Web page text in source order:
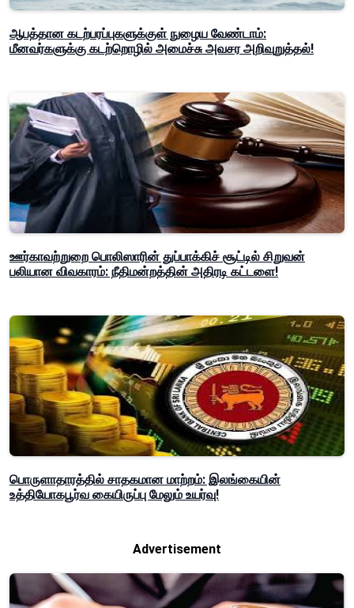
ஆபத்தான கடற்பரப்புகளுக்குள் நுழைய வேண்டாம்:
மீனவர்களுக்கு கடற்றொழில் அமைச்சு அவசர அறிவுறுத்தல்!
ஊர்காவற்றுறை பொலிஸாரின் துப்பாக்கிச் சூட்டில் சிறுவன்
பலியான விவகாரம்: நீதிமன்றத்தின் அதிரடி கட்டளை!
பொருளாதாரத்தில் சாதகமான மாற்றம்: இலங்கையின்
உத்தியோகபூர்வ கையிருப்பு மேலும் உயர்வு!
Advertisement